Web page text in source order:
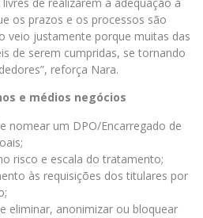
os prazos e os processos são
veio justamente porque muitas das
de serem cumpridas, se tornando
reforça Nara.
e médios negócios
nomear um DPO/Encarregado de
risco e escala do tratamento;
às requisições dos titulares por
eliminar, anonimizar ou bloquear